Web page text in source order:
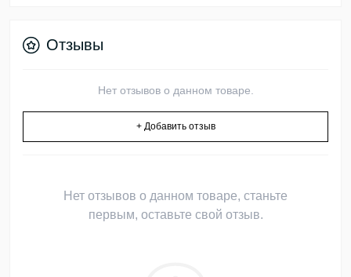
Отзывы
Нет отзывов о данном товаре.
+ Добавить отзыв
Нет отзывов о данном товаре, станьте
первым, оставьте свой отзыв.